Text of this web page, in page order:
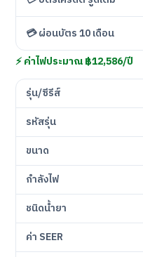
💳 ผ่อนบัตร 10 เดือน
⚡ ค่าไฟประมาณ ฿12,586/ปี
รุ่น/ซีรีส์
รหัสรุ่น
ขนาด
กำลังไฟ
ชนิดน้ำยา
ค่า SEER